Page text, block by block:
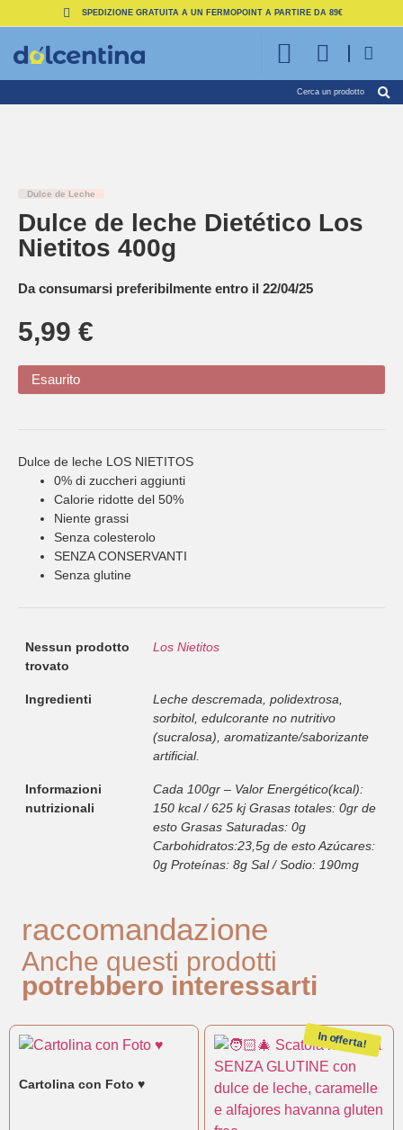
SPEDIZIONE GRATUITA A UN FERMOPOINT A PARTIRE DA 89€
Cerca un prodotto
Dulce de Leche
Dulce de leche Dietético Los
Nietitos 400g
Da consumarsi preferibilmente entro il 22/04/25
5,99 €
Esaurito
Dulce de leche LOS NIETITOS
0% di zuccheri aggiunti
Calorie ridotte del 50%
Niente grassi
Senza colesterolo
SENZA CONSERVANTI
Senza glutine
Nessun prodotto
trovato
Los Nietitos
Ingredienti
Leche descremada, polidextrosa,
sorbitol, edulcorante no nutritivo
(sucralosa), aromatizante/saborizante
artificial.
Informazioni
nutrizionali
Cada 100gr – Valor Energético(kcal):
150 kcal / 625 kj Grasas totales: 0gr de
esto Grasas Saturadas: 0g
Carbohidratos:23,5g de esto Azúcares:
0g Proteínas: 8g Sal / Sodio: 190mg
raccomandazione
Anche questi prodotti
potrebbero interessarti
Cartolina con Foto ♥
In offerta!